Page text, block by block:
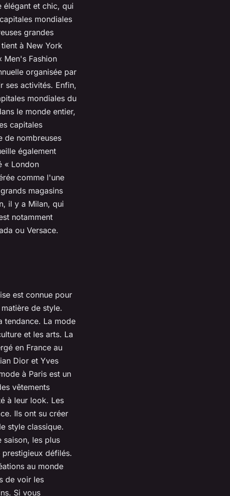
élégant et chic, qui
mondiales
grandes
à New York
Men's Fashion
organisée par
ses activités. Enfin,
mondiales du
le monde entier,
capitales
de nombreuses
également
« London
comme l'une
magasins
il y a Milan, qui
notamment
ou Versace.
est connue pour
de style.
tendance. La mode
et les arts. La
en France au
Dior et Yves
à Paris est un
vêtements
à leur look. Les
Ils ont su créer
style classique.
saison, les plus
défilés.
au monde
de voir les
Si vous